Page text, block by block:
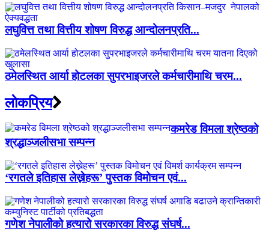
लघुवित्त तथा वित्तीय शोषण विरुद्ध आन्दोलनप्रति...
ठमेलस्थित आर्या होटलका सुपरभाइजरले कर्मचारीमाथि चरम...
लाेकप्रिय
कमरेड विमला श्रेष्ठको
श्रद्धाञ्जलीसभा सम्पन्न
‘रगतले इतिहास लेख्नेहरू’ पुस्तक विमोचन एवं...
गणेश नेपालीको हत्यारो सरकारका विरुद्ध संघर्ष...